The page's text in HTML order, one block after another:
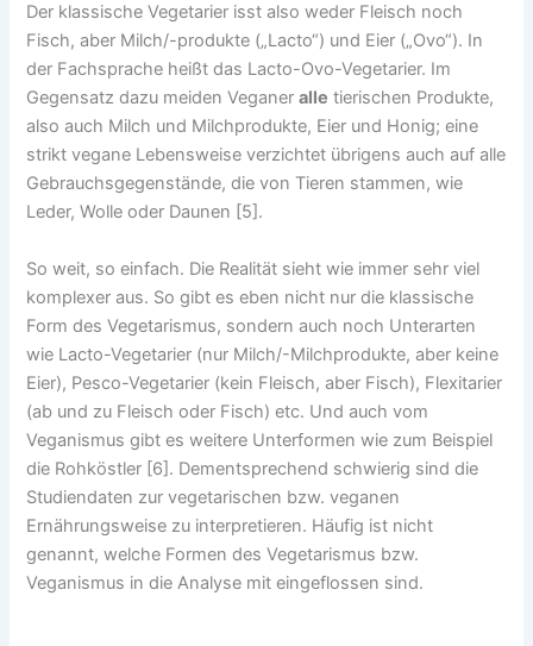
Der klassische Vegetarier isst also weder Fleisch noch
Fisch, aber Milch/-produkte („Lacto“) und Eier („Ovo“). In
der Fachsprache heißt das Lacto-Ovo-Vegetarier. Im
Gegensatz dazu meiden Veganeralle tierischen Produkte,
also auch Milch und Milchprodukte, Eier und Honig; eine
strikt vegane Lebensweise verzichtet übrigens auch auf alle
Gebrauchsgegenstände, die von Tieren stammen, wie
Leder, Wolle oder Daunen [5].
So weit, so einfach. Die Realität sieht wie immer sehr viel
komplexer aus. So gibt es eben nicht nur die klassische
Form des Vegetarismus, sondern auch noch Unterarten
wie Lacto-Vegetarier (nur Milch/-Milchprodukte, aber keine
Eier), Pesco-Vegetarier (kein Fleisch, aber Fisch), Flexitarier
(ab und zu Fleisch oder Fisch) etc. Und auch vom
Veganismus gibt es weitere Unterformen wie zum Beispiel
die Rohköstler [6]. Dementsprechend schwierig sind die
Studiendaten zur vegetarischen bzw. veganen
Ernährungsweise zu interpretieren. Häufig ist nicht
genannt, welche Formen des Vegetarismus bzw.
Veganismus in die Analyse mit eingeflossen sind.